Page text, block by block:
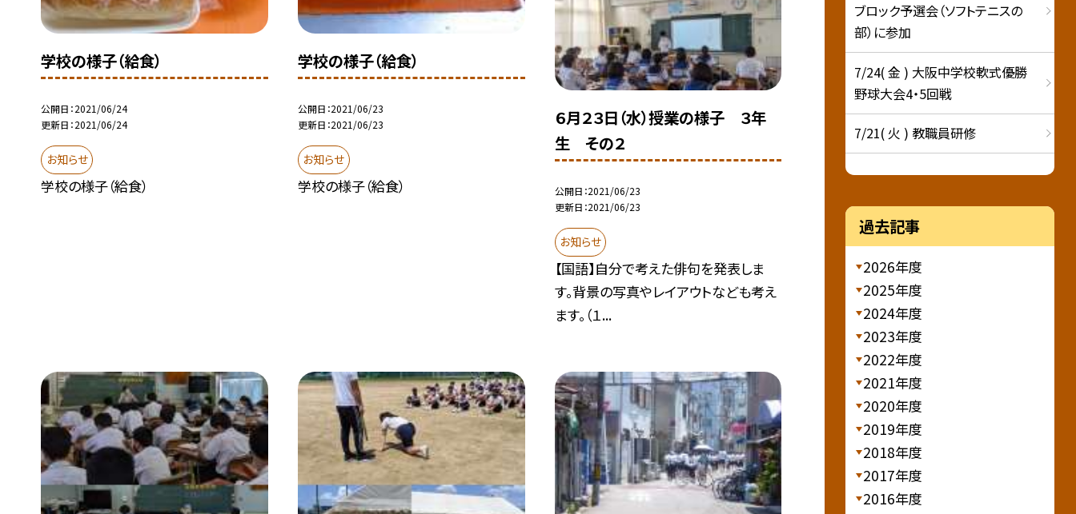
学校の様子（給食）
公開日 2021/06/24
更新日 2021/06/24
お知らせ
学校の様子（給食）
学校の様子（給食）
公開日 2021/06/23
更新日 2021/06/23
お知らせ
学校の様子（給食）
６月２３日（水）授業の様子 ３年
生 その２
公開日 2021/06/23
更新日 2021/06/23
お知らせ
【国語】自分で考えた俳句を発表しま
す。背景の写真やレイアウトなども考え
ます。（１...
ブロック予選会（ソフトテニスの
部）に参加
7/24( 金 ) 大阪中学校軟式優勝
野球大会4・5回戦
7/21( 火 ) 教職員研修
過去記事
2026年度
2025年度
2024年度
2023年度
2022年度
2021年度
2020年度
2019年度
2018年度
2017年度
2016年度